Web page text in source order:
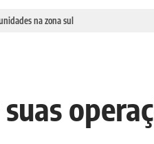
na zona sul